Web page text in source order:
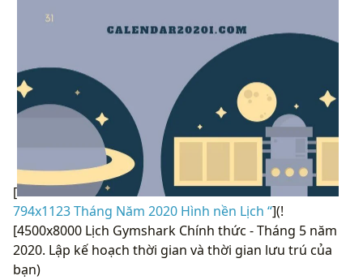
[
794x1123 Tháng Năm 2020 Hình nền Lịch “](!
[4500x8000 Lịch Gymshark Chính thức - Tháng 5 năm
2020. Lập kế hoạch thời gian và thời gian lưu trú của
bạn)